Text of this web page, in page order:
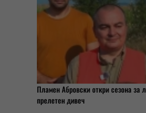
Пламен Абровски откри сезона за
прелетен дивеч